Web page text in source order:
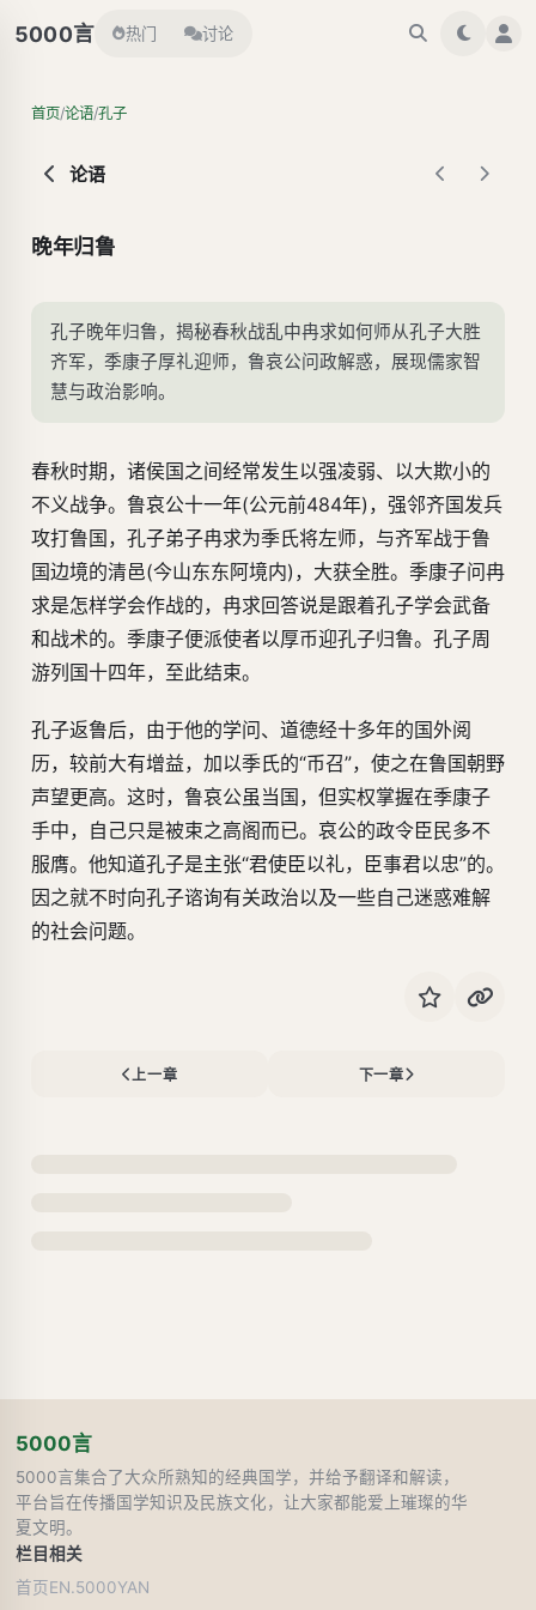
5000言 热门 讨论
首页/论语/孔子
论语
晚年归鲁
孔子晚年归鲁，揭秘春秋战乱中冉求如何师从孔子大胜
齐军，季康子厚礼迎师，鲁哀公问政解惑，展现儒家智
慧与政治影响。
春秋时期，诸侯国之间经常发生以强凌弱、以大欺小的
不义战争。鲁哀公十一年(公元前484年)，强邻齐国发兵
攻打鲁国，孔子弟子冉求为季氏将左师，与齐军战于鲁
国边境的清邑(今山东东阿境内)，大获全胜。季康子问冉
求是怎样学会作战的，冉求回答说是跟着孔子学会武备
和战术的。季康子便派使者以厚币迎孔子归鲁。孔子周
游列国十四年，至此结束。
孔子返鲁后，由于他的学问、道德经十多年的国外阅
历，较前大有增益，加以季氏的“币召”，使之在鲁国朝野
声望更高。这时，鲁哀公虽当国，但实权掌握在季康子
手中，自己只是被束之高阁而已。哀公的政令臣民多不
服膺。他知道孔子是主张“君使臣以礼，臣事君以忠”的。
因之就不时向孔子谘询有关政治以及一些自己迷惑难解
的社会问题。
上一章 下一章
5000言
5000言集合了大众所熟知的经典国学，并给予翻译和解读，
平台旨在传播国学知识及民族文化，让大家都能爱上璀璨的华
夏文明。
栏目
首页
相关
EN.5000YAN